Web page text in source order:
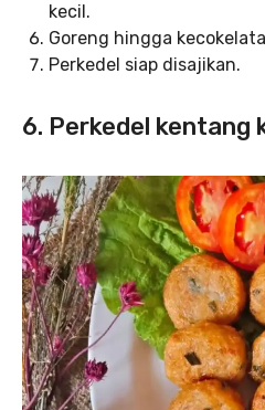
kecil.
Goreng hingga
Perkedel siap disajikan.
6. Perkedel kentang